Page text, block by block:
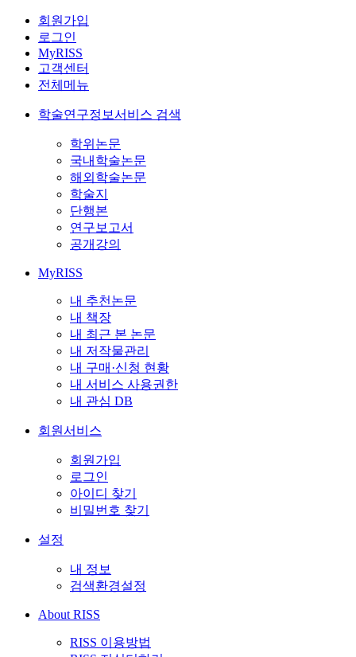
회원가입
로그인
MyRISS
고객센터
전체메뉴
학술연구정보서비스 검색
학위논문
국내학술논문
해외학술논문
학술지
단행본
연구보고서
공개강의
MyRISS
내 추천논문
내 책장
내 최근 본 논문
내 저작물관리
내 구매·신청 현황
내 서비스 사용권한
내 관심 DB
회원서비스
회원가입
로그인
아이디 찾기
비밀번호 찾기
설정
내 정보
검색환경설정
About RISS
RISS 이용방법